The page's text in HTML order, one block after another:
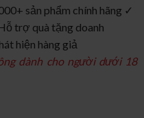
sản phẩm chính hãng ✓
trợ quà tặng doanh
hiện hàng giả
dành cho người dưới 18